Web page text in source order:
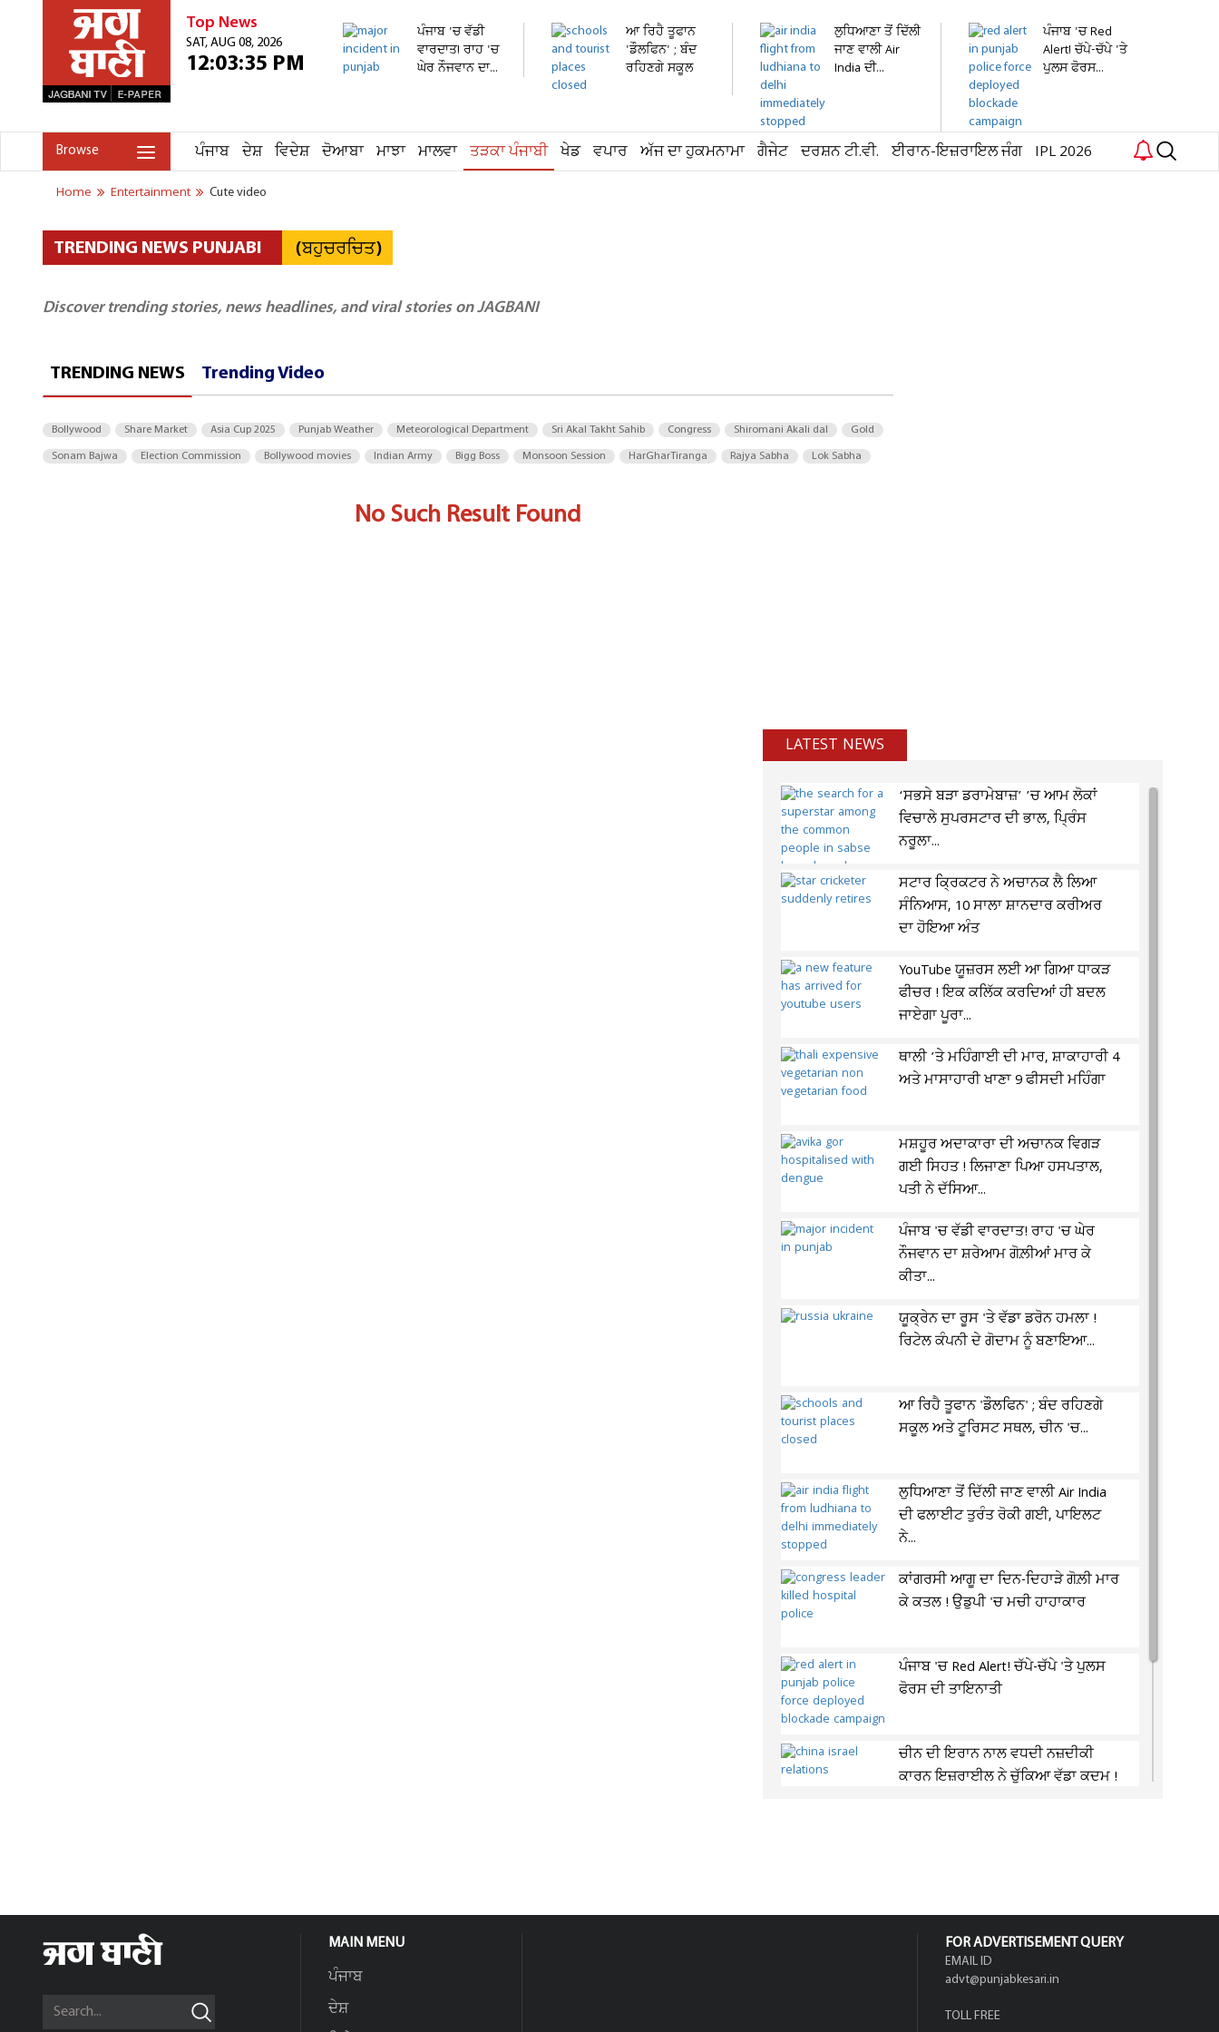
Top News
SAT, AUG 08, 2026
12:03:35 PM
ਪੰਜਾਬ 'ਚ ਵੱਡੀ
ਵਾਰਦਾਤ! ਰਾਹ 'ਚ
ਘੇਰ ਨੌਜਵਾਨ ਦਾ...
ਆ ਰਿਹੈ ਤੂਫਾਨ
'ਡੌਲਫਿਨ' ; ਬੰਦ
ਰਹਿਣਗੇ ਸਕੂਲ
ਲੁਧਿਆਣਾ ਤੋਂ ਦਿੱਲੀ
ਜਾਣ ਵਾਲੀ Air
India ਦੀ...
ਪੰਜਾਬ 'ਚ Red
Alert! ਚੱਪੇ-ਚੱਪੇ 'ਤੇ
ਪੁਲਸ ਫੋਰਸ...
Browse ਪੰਜਾਬ ਦੇਸ਼ ਵਿਦੇਸ਼ ਦੋਆਬਾ ਮਾਝਾ ਮਾਲਵਾ ਤੜਕਾ ਪੰਜਾਬੀ ਖੇਡ ਵਪਾਰ ਅੱਜ ਦਾ ਹੁਕਮਨਾਮਾ ਗੈਜੇਟ ਦਰਸ਼ਨ ਟੀ.ਵੀ. ਈਰਾਨ-ਇਜ਼ਰਾਇਲ ਜੰਗ IPL 2026
Home Entertainment Cute video
TRENDING NEWS PUNJABI (ਬਹੁਚਰਚਿਤ)
Discover trending stories, news headlines, and viral stories on JAGBANI
TRENDING NEWS Trending Video
Bollywood Share Market Asia Cup 2025 Punjab Weather Meteorological Department Sri Akal Takht Sahib Congress Shiromani Akali dal Gold
Sonam Bajwa Election Commission Bollywood movies Indian Army Bigg Boss Monsoon Session HarGharTiranga Rajya Sabha Lok Sabha
No Such Result Found
LATEST NEWS
‘ਸਭਸੇ ਬੜਾ ਡਰਾਮੇਬਾਜ਼’ ’ਚ ਆਮ ਲੋਕਾਂ
ਵਿਚਾਲੇ ਸੁਪਰਸਟਾਰ ਦੀ ਭਾਲ, ਪ੍ਰਿੰਸ
ਨਰੂਲਾ...
ਸਟਾਰ ਕ੍ਰਿਕਟਰ ਨੇ ਅਚਾਨਕ ਲੈ ਲਿਆ
ਸੰਨਿਆਸ, 10 ਸਾਲਾ ਸ਼ਾਨਦਾਰ ਕਰੀਅਰ
ਦਾ ਹੋਇਆ ਅੰਤ
YouTube ਯੂਜ਼ਰਸ ਲਈ ਆ ਗਿਆ ਧਾਕੜ
ਫੀਚਰ ! ਇਕ ਕਲਿੱਕ ਕਰਦਿਆਂ ਹੀ ਬਦਲ
ਜਾਏਗਾ ਪੂਰਾ...
ਥਾਲੀ ’ਤੇ ਮਹਿੰਗਾਈ ਦੀ ਮਾਰ, ਸ਼ਾਕਾਹਾਰੀ 4
ਅਤੇ ਮਾਸਾਹਾਰੀ ਖਾਣਾ 9 ਫੀਸਦੀ ਮਹਿੰਗਾ
ਮਸ਼ਹੂਰ ਅਦਾਕਾਰਾ ਦੀ ਅਚਾਨਕ ਵਿਗੜ
ਗਈ ਸਿਹਤ ! ਲਿਜਾਣਾ ਪਿਆ ਹਸਪਤਾਲ,
ਪਤੀ ਨੇ ਦੱਸਿਆ...
ਪੰਜਾਬ 'ਚ ਵੱਡੀ ਵਾਰਦਾਤ! ਰਾਹ 'ਚ ਘੇਰ
ਨੌਜਵਾਨ ਦਾ ਸ਼ਰੇਆਮ ਗੋਲ਼ੀਆਂ ਮਾਰ ਕੇ
ਕੀਤਾ...
ਯੂਕ੍ਰੇਨ ਦਾ ਰੂਸ 'ਤੇ ਵੱਡਾ ਡਰੋਨ ਹਮਲਾ !
ਰਿਟੇਲ ਕੰਪਨੀ ਦੇ ਗੋਦਾਮ ਨੂੰ ਬਣਾਇਆ...
ਆ ਰਿਹੈ ਤੂਫਾਨ 'ਡੌਲਫਿਨ' ; ਬੰਦ ਰਹਿਣਗੇ
ਸਕੂਲ ਅਤੇ ਟੂਰਿਸਟ ਸਥਲ, ਚੀਨ 'ਚ...
ਲੁਧਿਆਣਾ ਤੋਂ ਦਿੱਲੀ ਜਾਣ ਵਾਲੀ Air India
ਦੀ ਫਲਾਈਟ ਤੁਰੰਤ ਰੋਕੀ ਗਈ, ਪਾਇਲਟ
ਨੇ...
ਕਾਂਗਰਸੀ ਆਗੂ ਦਾ ਦਿਨ-ਦਿਹਾੜੇ ਗੋਲ਼ੀ ਮਾਰ
ਕੇ ਕਤਲ ! ਉਡੁਪੀ 'ਚ ਮਚੀ ਹਾਹਾਕਾਰ
ਪੰਜਾਬ 'ਚ Red Alert! ਚੱਪੇ-ਚੱਪੇ 'ਤੇ ਪੁਲਸ
ਫੋਰਸ ਦੀ ਤਾਇਨਾਤੀ
ਚੀਨ ਦੀ ਇਰਾਨ ਨਾਲ ਵਧਦੀ ਨਜ਼ਦੀਕੀ
ਕਾਰਨ ਇਜ਼ਰਾਈਲ ਨੇ ਚੁੱਕਿਆ ਵੱਡਾ ਕਦਮ !
MAIN MENU
ਪੰਜਾਬ
ਦੇਸ਼
FOR ADVERTISEMENT QUERY
EMAIL ID
advt@punjabkesari.in
TOLL FREE